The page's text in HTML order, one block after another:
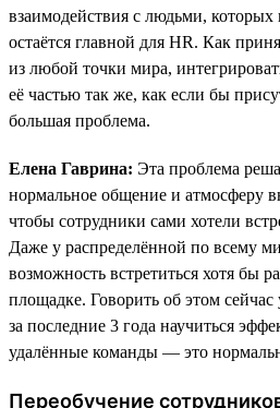
взаимодействия с людьми, которых
остаётся главной для HR. Как
из любой точки мира,
её частью так же, как если бы
большая проблема.
Елена Гаврина: Эта проблема
нормальное общение и атмосферу
чтобы сотрудники сами хотели
Даже у распределённой по всему
возможность встретиться хотя бы
площадке. Говорить об этом сейчас
за последние 3 года научиться
удалённые команды — это
Переобучение